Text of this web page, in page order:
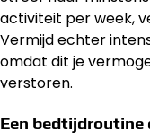
activiteit per week,
Vermijd echter
omdat dit je
verstoren.
Een bedtijdroutine